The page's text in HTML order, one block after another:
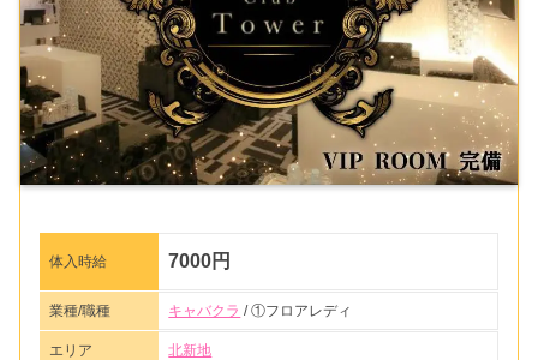
体入時給 7000円
業種/職種 キャバクラ / ①フロアレディ
エリア 北新地